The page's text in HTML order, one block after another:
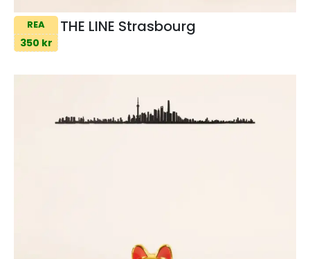
REA
350 kr
THE LINE Strasbourg